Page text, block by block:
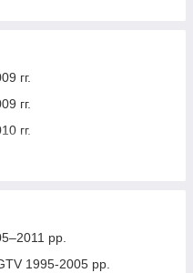
гг.
гг.
гг.
гг.
2013 гг.
гг.
2008 гг.
рр.
1995-2005 рр.